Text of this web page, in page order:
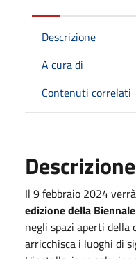
Descrizione
A cura di
Contenuti correlati
Descrizione
Il 9 febbraio 2024
edizione della
negli spazi aperti della
arricchisca i luoghi di